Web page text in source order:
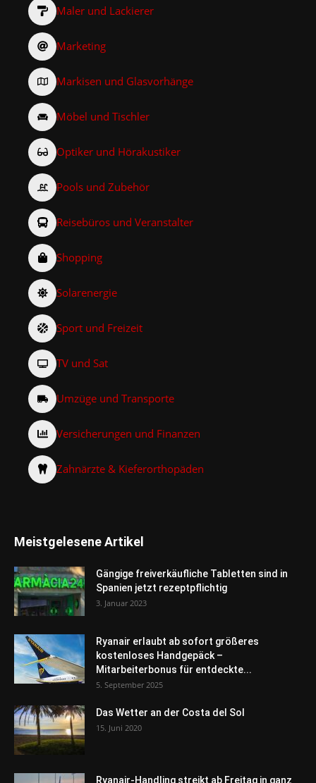
Maler und Lackierer
Marketing
Markisen und Glasvorhänge
Möbel und Tischler
Optiker und Hörakustiker
Pools und Zubehör
Reisebüros und Veranstalter
Shopping
Solarenergie
Sport und Freizeit
TV und Sat
Umzüge und Transporte
Versicherungen und Finanzen
Zahnärzte & Kieferorthopäden
Meistgelesene Artikel
Gängige freiverkäufliche Tabletten sind in
Spanien jetzt rezeptpflichtig
3. Januar 2023
Ryanair erlaubt ab sofort größeres
kostenloses Handgepäck –
Mitarbeiterbonus für entdeckte...
5. September 2025
Das Wetter an der Costa del Sol
15. Juni 2020
Ryanair-Handling streikt ab Freitag in ganz